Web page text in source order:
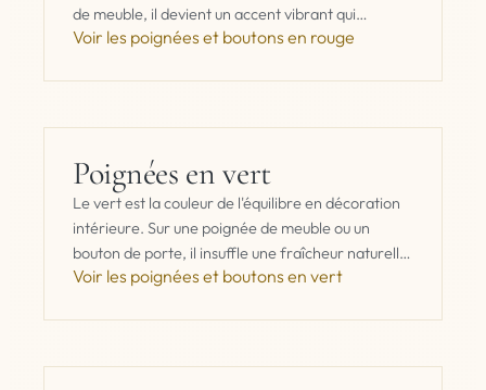
de meuble, il devient un accent vibrant qui
transforme un…
Voir les poignées et boutons en rouge
Poignées en vert
Le vert est la couleur de l'équilibre en décoration
intérieure. Sur une poignée de meuble ou un
bouton de porte, il insuffle une fraîcheur naturelle
qui évoque les…
Voir les poignées et boutons en vert